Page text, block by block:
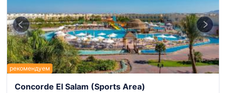
Concorde El Salam (Sports Area)